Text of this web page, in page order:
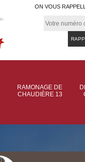
ON VOUS
RAMONAGE DE
CHAUDIÈRE 13